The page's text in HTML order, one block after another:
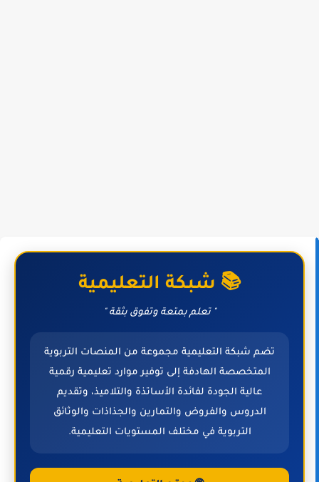
📚 شبكة التعليمية
" تعلم بمتعة وتفوق بثقة "
تضم شبكة التعليمية مجموعة من المنصات التربوية
المتخصصة الهادفة إلى توفير موارد تعليمية رقمية
عالية الجودة لفائدة الأساتذة والتلاميذ، وتقديم
الدروس والفروض والتمارين والجذاذات والوثائق
التربوية في مختلف المستويات التعليمية.